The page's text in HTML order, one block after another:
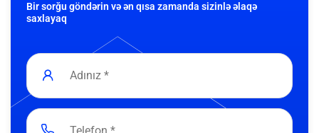
Bir sorğu göndərin və ən qısa zamanda sizinlə əlaqə
saxlayaq